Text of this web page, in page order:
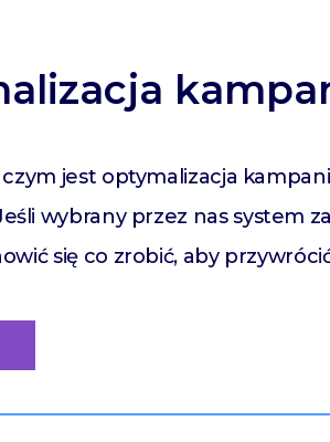
czym jest optymalizacja
wybrany przez nas system
się co zrobić, aby